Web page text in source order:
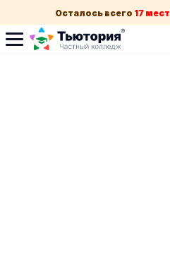
Осталось всего 17 мест